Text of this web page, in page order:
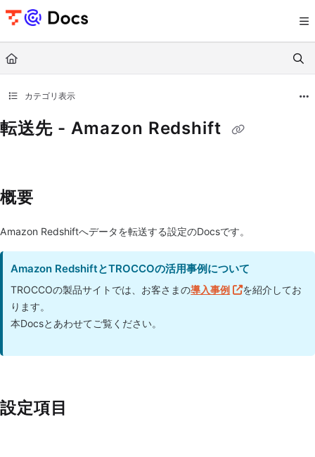
Documentation Index
Use this file to discover all available pages before exploring further.
カテゴリ表示
転送先 - Amazon Redshift
概要
Amazon Redshiftへデータを転送する設定のDocsです。
Amazon RedshiftとTROCCOの活用事例について
TROCCOの製品サイトでは、お客さまの導入事例
を紹介してお
ります。
本Docsとあわせてご覧ください。
設定項目